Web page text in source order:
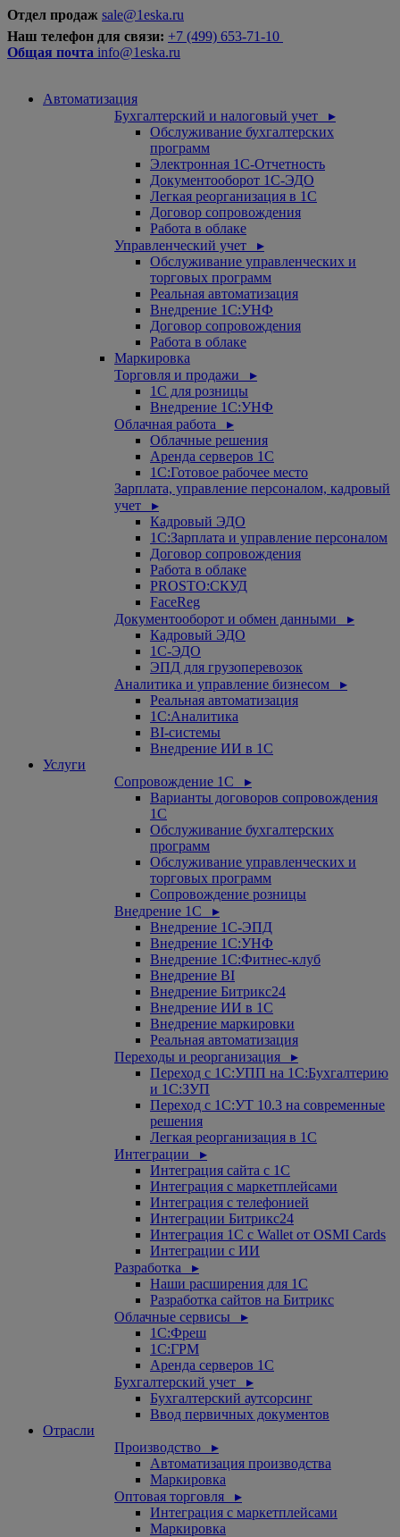
Отдел продаж sale@1eska.ru
Наш телефон для связи: +7 (499) 653-71-10
Общая почта info@1eska.ru
Автоматизация
Бухгалтерский и налоговый учет ▸
Обслуживание бухгалтерских
программ
Электронная 1С-Отчетность
Документооборот 1С-ЭДО
Легкая реорганизация в 1С
Договор сопровождения
Работа в облаке
Управленческий учет ▸
Обслуживание управленческих и
торговых программ
Реальная автоматизация
Внедрение 1С:УНФ
Договор сопровождения
Работа в облаке
Маркировка
Торговля и продажи ▸
1С для розницы
Внедрение 1С:УНФ
Облачная работа ▸
Облачные решения
Аренда серверов 1С
1C:Готовое рабочее место
Зарплата, управление персоналом, кадровый
учет ▸
Кадровый ЭДО
1С:Зарплата и управление персоналом
Договор сопровождения
Работа в облаке
PROSTO:СКУД
FaceReg
Документооборот и обмен данными ▸
Кадровый ЭДО
1С-ЭДО
ЭПД для грузоперевозок
Аналитика и управление бизнесом ▸
Реальная автоматизация
1С:Аналитика
BI-системы
Внедрение ИИ в 1С
Услуги
Сопровождение 1С ▸
Варианты договоров сопровождения
1С
Обслуживание бухгалтерских
программ
Обслуживание управленческих и
торговых программ
Сопровождение розницы
Внедрение 1С ▸
Внедрение 1С-ЭПД
Внедрение 1С:УНФ
Внедрение 1С:Фитнес-клуб
Внедрение BI
Внедрение Битрикс24
Внедрение ИИ в 1С
Внедрение маркировки
Реальная автоматизация
Переходы и реорганизация ▸
Переход с 1С:УПП на 1С:Бухгалтерию
и 1С:ЗУП
Переход с 1С:УТ 10.3 на современные
решения
Легкая реорганизация в 1С
Интеграции ▸
Интеграция сайта с 1С
Интеграция с маркетплейсами
Интеграция с телефонией
Интеграции Битрикс24
Интеграция 1С с Wallet от OSMI Cards
Интеграции с ИИ
Разработка ▸
Наши расширения для 1С
Разработка сайтов на Битрикс
Облачные сервисы ▸
1С:Фреш
1С:ГРМ
Аренда серверов 1С
Бухгалтерский учет ▸
Бухгалтерский аутсорсинг
Ввод первичных документов
Отрасли
Производство ▸
Автоматизация производства
Маркировка
Оптовая торговля ▸
Интеграция с маркетплейсами
Маркировка